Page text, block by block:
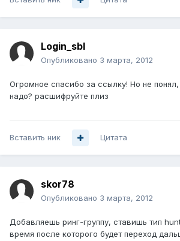
Login_sbl
Опубликовано 3 марта, 2012
Огромное спасибо за ссылку! Но не понял,
надо? расшифруйте плиз
Вставить ник Цитата
skor78
Опубликовано 3 марта, 2012
Добавляешь ринг-группу, ставишь тип
время после которого будет переход